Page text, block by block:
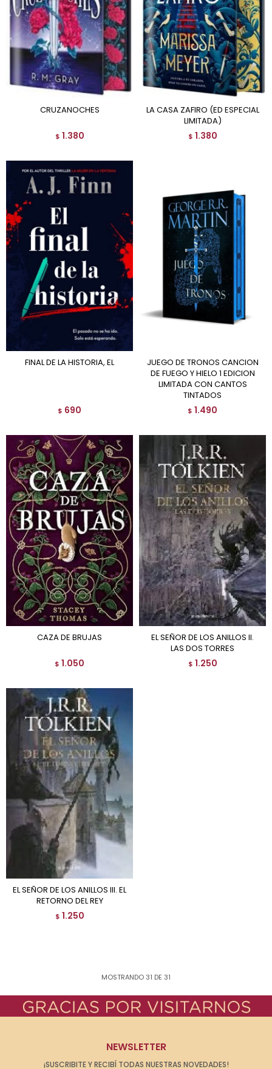
CRUZANOCHES
$ 1.380
LA CASA ZAFIRO (ED ESPECIAL
LIMITADA)
$ 1.380
FINAL DE LA HISTORIA, EL
$ 690
JUEGO DE TRONOS CANCION
DE FUEGO Y HIELO 1 EDICION
LIMITADA CON CANTOS
TINTADOS
$ 1.490
CAZA DE BRUJAS
$ 1.050
EL SEÑOR DE LOS ANILLOS II.
LAS DOS TORRES
$ 1.250
EL SEÑOR DE LOS ANILLOS III. EL
RETORNO DEL REY
$ 1.250
MOSTRANDO31 DE 31
NEWSLETTER
¡SUSCRIBITE Y RECIBÍ TODAS NUESTRAS NOVEDADES!